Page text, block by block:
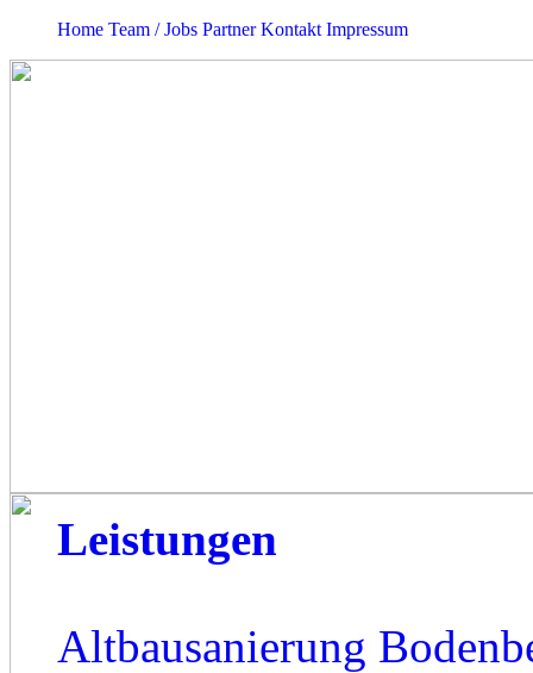
Home Team / Jobs Partner Kontakt Impressum
Leistungen
Altbausanierung